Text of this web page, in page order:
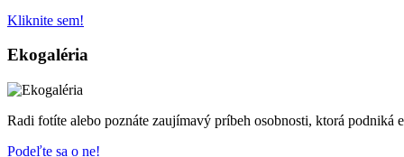
Kliknite sem!
Ekogaléria
Radi fotíte alebo poznáte zaujímavý príbeh osobnosti, ktorá podniká
Podeľte sa o ne!